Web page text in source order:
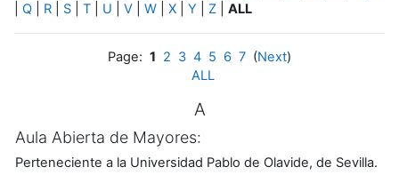
Q R S T U V W X Y Z ALL
Page: 1 2 3 4 5 6 7 (Next)
ALL
A
Aula Abierta de Mayores:
Perteneciente a la Universidad Pablo de Olavide, de Sevilla.